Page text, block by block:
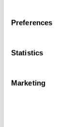
Preferences
Statistics
Marketing
Hochleistungs-